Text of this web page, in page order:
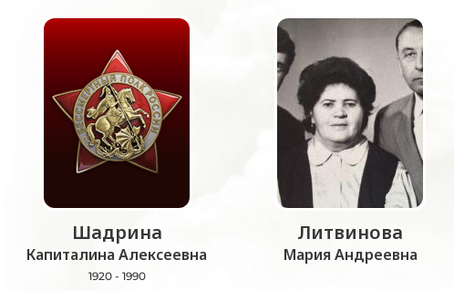
Шадрина
Капиталина Алексеевна
1920 - 1990
Литвинова
Мария Андреевна